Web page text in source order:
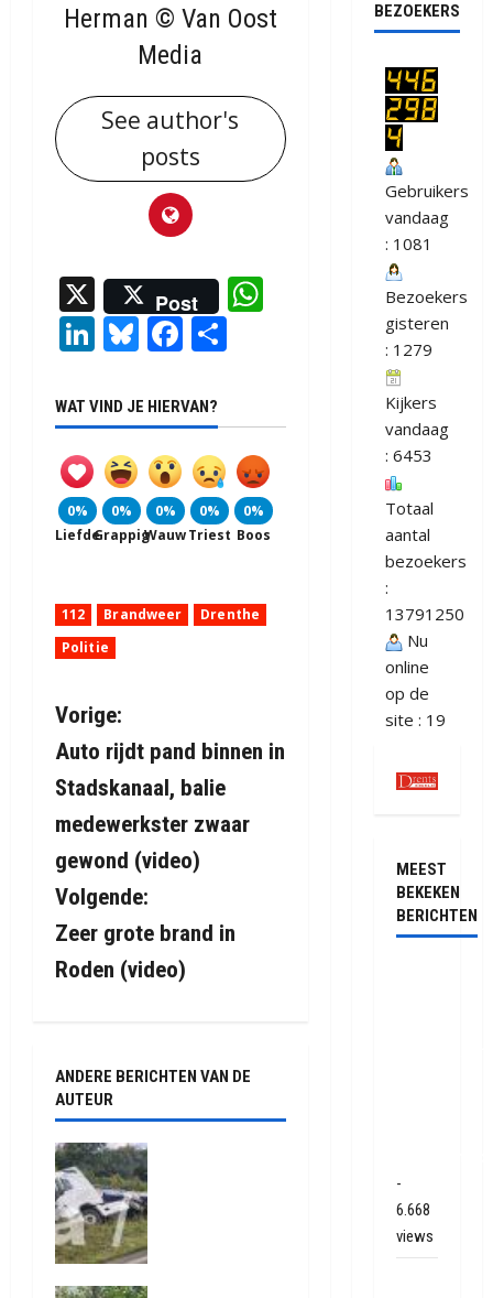
Herman © Van Oost
Media
See author's
posts
X Post
WhatsApp
LinkedIn
Bluesky
Facebook
WAT VIND JE HIERVAN?
0%
Liefde
0%
Grappig
0%
Wauw
0%
Triest
0%
Boos
112 Brandweer
Drenthe
Politie
B
e
r
i
c
h
a
v
i
g
a
Vorige:
Auto rijdt pand binnen in
Stadskanaal, balie
medewerkster zwaar
gewond (video)
Volgende:
Zeer grote brand in
Roden (video)
ANDERE BERICHTEN VAN DE
AUTEUR
BEZOEKERS
Gebruikers
vandaag
: 1081
Bezoekers
gisteren
: 1279
Kijkers
vandaag
: 6453
Totaal
aantal
bezoekers
:
13791250
Nu
online
op de
site : 19
MEEST
BEKEKEN
BERICHTEN
-
6.668
views